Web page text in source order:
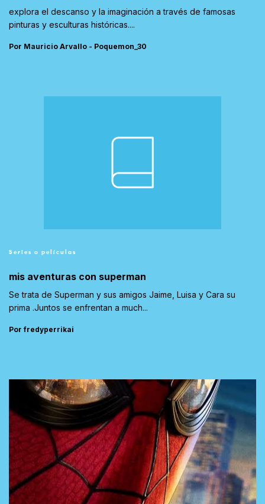
explora el descanso y la imaginación a través de famosas
pinturas y esculturas históricas....
Por Mauricio Arvallo - Poquemon_30
Series o películas
mis aventuras con superman
Se trata de Superman y sus amigos Jaime, Luisa y Cara su
prima .Juntos se enfrentan a much...
Por fredyperrikai